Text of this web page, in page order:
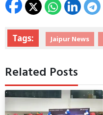
Tags: Jaipur News
Related Posts